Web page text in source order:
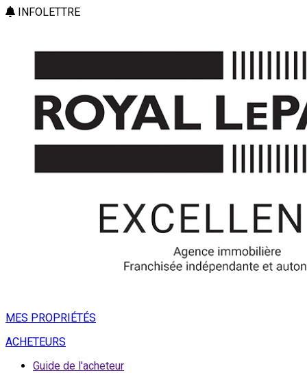
INFOLETTRE
MES PROPRIÉTÉS
ACHETEURS
Guide de l'acheteur